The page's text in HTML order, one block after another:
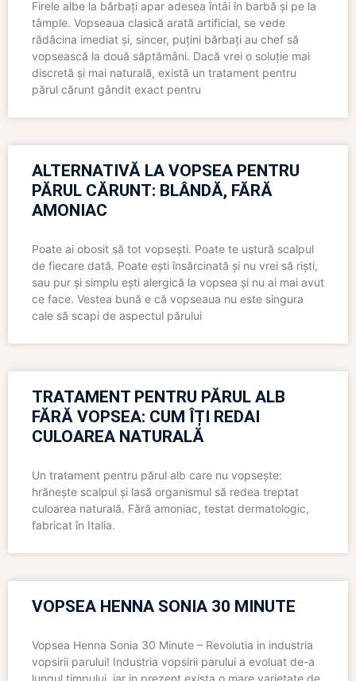
Firele albe la bărbați apar adesea întâi în barbă și pe la
tâmple. Vopseaua clasică arată artificial, se vede
rădăcina imediat și, sincer, puțini bărbați au chef să
vopsească la două săptămâni. Dacă vrei o soluție mai
discretă și mai naturală, există un tratament pentru
părul cărunt gândit exact pentru
ALTERNATIVĂ LA VOPSEA PENTRU
PĂRUL CĂRUNT: BLÂNDĂ, FĂRĂ
AMONIAC
Poate ai obosit să tot vopsești. Poate te ustură scalpul
de fiecare dată. Poate ești însărcinată și nu vrei să riști,
sau pur și simplu ești alergică la vopsea și nu ai mai avut
ce face. Vestea bună e că vopseaua nu este singura
cale să scapi de aspectul părului
TRATAMENT PENTRU PĂRUL ALB
FĂRĂ VOPSEA: CUM ÎȚI REDAI
CULOAREA NATURALĂ
Un tratament pentru părul alb care nu vopsește:
hrănește scalpul și lasă organismul să redea treptat
culoarea naturală. Fără amoniac, testat dermatologic,
fabricat în Italia.
VOPSEA HENNA SONIA 30 MINUTE
Vopsea Henna Sonia 30 Minute – Revolutia in industria
vopsirii parului! Industria vopsirii parului a evoluat de-a